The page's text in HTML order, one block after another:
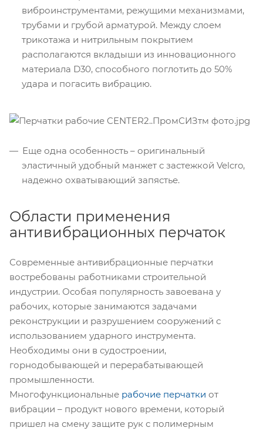
виброинструментами, режущими механизмами,
трубами и грубой арматурой. Между слоем
трикотажа и нитрильным покрытием
располагаются вкладыши из инновационного
материала D30, способного поглотить до 50%
удара и погасить вибрацию.
Еще одна особенность – оригинальный
эластичный удобный манжет с застежкой Velcro,
надежно охватывающий запястье.
Области применения
антивибрационных перчаток
Современные антивибрационные перчатки
востребованы работниками строительной
индустрии. Особая популярность завоевана у
рабочих, которые занимаются задачами
реконструкции и разрушением сооружений с
использованием ударного инструмента.
Необходимы они в судостроении,
горнодобывающей и перерабатывающей
промышленности.
Многофункциональные рабочие перчатки от
вибрации – продукт нового времени, который
пришел на смену защите рук с полимерным